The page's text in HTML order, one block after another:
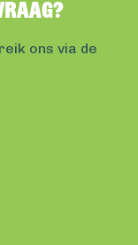
ons via de